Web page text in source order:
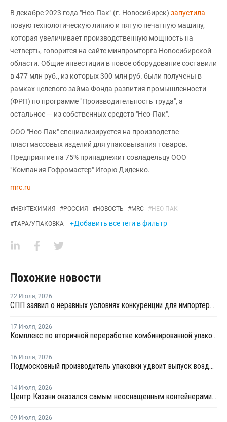
В декабре 2023 года "Нео-Пак" (г. Новосибирск) запустила
новую технологическую линию и пятую печатную машину,
которая увеличивает производственную мощность на
четверть, говорится на сайте минпромторга Новосибирской
области. Общие инвестиции в новое оборудование составили
в 477 млн руб., из которых 300 млн руб. были получены в
рамках целевого займа Фонда развития промышленности
(ФРП) по программе "Производительность труда", а
остальное — из собственных средств "Нео-Пак".
ООО "Нео-Пак" специализируется на производстве
пластмассовых изделий для упаковывания товаров.
Предприятие на 75% принадлежит совладельцу ООО
"Компания Гофромастер" Игорю Диденко.
mrc.ru
#НЕФТЕХИМИЯ #РОССИЯ #НОВОСТЬ #MRC #НЕО-ПАК
#ТАРА/УПАКОВКА +Добавить все теги в фильтр
Похожие новости
22 Июля, 2026
СПП заявил о неравных условиях конкуренции для импортеров полимерной упаковки в рамках российского РОП
17 Июля, 2026
Комплекс по вторичной переработке комбинированной упаковки запущен в Челябинске
16 Июля, 2026
Подмосковный производитель упаковки удвоит выпуск воздушно-пузырчатой пленки до 30 млн кв. метров в год
14 Июля, 2026
Центр Казани оказался самым неоснащенным контейнерами раздельного сбора отходов
09 Июля, 2026